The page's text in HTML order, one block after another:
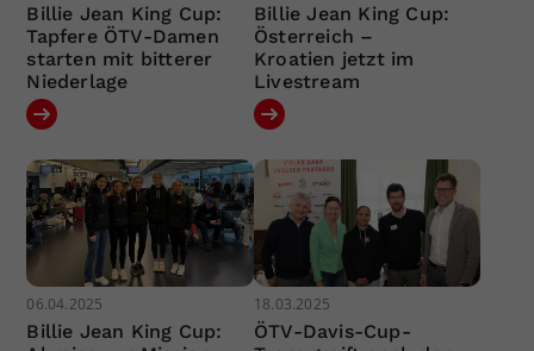
Billie Jean King Cup:
Tapfere ÖTV-Damen
starten mit bitterer
Niederlage
Billie Jean King Cup:
Österreich –
Kroatien jetzt im
Livestream
06.04.2025
Billie Jean King Cup:
18.03.2025
ÖTV-Davis-Cup-